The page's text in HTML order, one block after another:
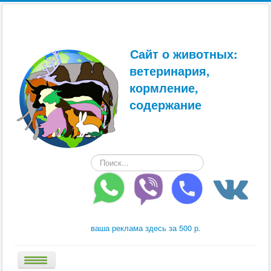
Сайт о животных:
ветеринария,
кормление,
содержание
Искать...
ваша реклама здесь за 500 р.